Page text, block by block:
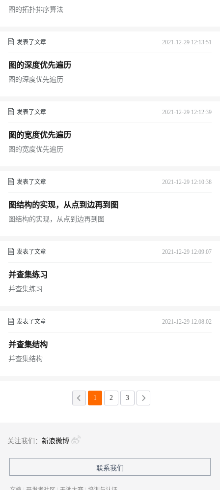
图的拓扑排序算法
发表了文章 2021-12-29 12:13:51
图的深度优先遍历
图的深度优先遍历
发表了文章 2021-12-29 12:12:39
图的宽度优先遍历
图的宽度优先遍历
发表了文章 2021-12-29 12:10:38
图结构的实现，从点到边再到图
图结构的实现，从点到边再到图
发表了文章 2021-12-29 12:09:07
并查集练习
并查集练习
发表了文章 2021-12-29 12:08:02
并查集结构
并查集结构
1 2 3
关注我们： 新浪微博
联系我们